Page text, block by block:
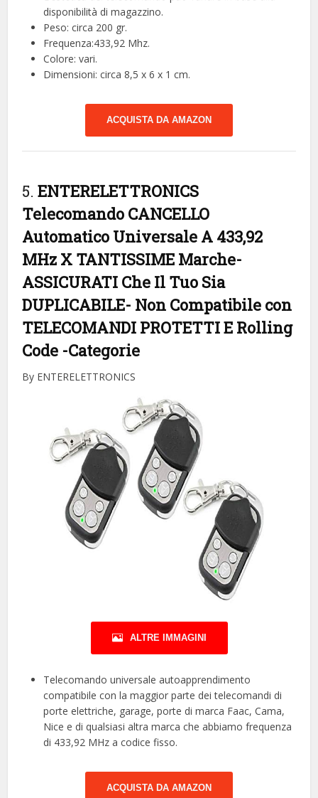
disponibilità di magazzino.
Peso: circa 200 gr.
Frequenza:433,92 Mhz.
Colore: vari.
Dimensioni: circa 8,5 x 6 x 1 cm.
ACQUISTA DA AMAZON
5.ENTERELETTRONICS
Telecomando CANCELLO
Automatico Universale A 433,92
MHz X TANTISSIME Marche-
ASSICURATI Che Il Tuo Sia
DUPLICABILE- Non Compatibile con
TELECOMANDI PROTETTI E Rolling
Code -Categorie
By ENTERELETTRONICS
ALTRE IMMAGINI
Telecomando universale autoapprendimento
compatibile con la maggior parte dei telecomandi di
porte elettriche, garage, porte di marca Faac, Cama,
Nice e di qualsiasi altra marca che abbiamo frequenza
di 433,92 MHz a codice fisso.
ACQUISTA DA AMAZON